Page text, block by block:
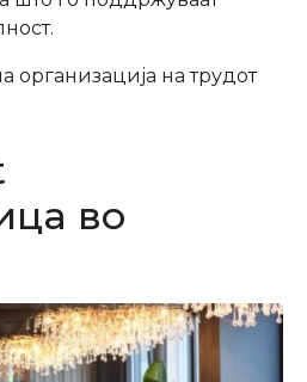
организација на трудот
во